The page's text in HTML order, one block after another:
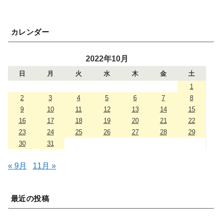
カレンダー
2022年10月
日 月 火 水 木 金
土
1
2
3 4 5 6 7
8
9
10 11 12 13 14
15
16
17 18 19 20 21
22
23
24 25 26 27 28
29
30
31
« 9月 11月 »
最近の投稿